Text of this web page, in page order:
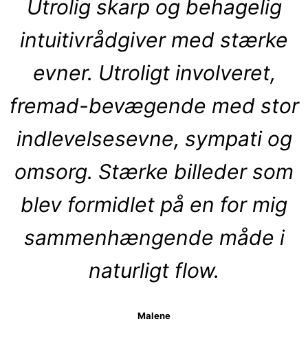
Utrolig skarp og behagelig
intuitivrådgiver med stærke
evner. Utroligt involveret,
fremad-bevægende med stor
indlevelsesevne, sympati og
omsorg. Stærke billeder som
blev formidlet på en for mig
sammenhængende måde i
naturligt flow.
Malene